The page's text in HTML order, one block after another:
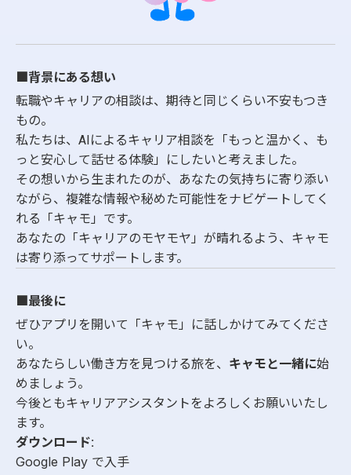
■背景にある想い
転職やキャリアの相談は、期待と同じくらい不安もつき
もの。
私たちは、AIによるキャリア相談を「もっと温かく、も
っと安心して話せる体験」にしたいと考えました。
その想いから生まれたのが、あなたの気持ちに寄り添い
ながら、複雑な情報や秘めた可能性をナビゲートしてく
れる「キャモ」です。
あなたの「キャリアのモヤモヤ」が晴れるよう、キャモ
は寄り添ってサポートします。
■最後に
ぜひアプリを開いて「キャモ」に話しかけてみてくださ
い。
あなたらしい働き方を見つける旅を、 キャモと一緒に始
めましょう。
今後ともキャリアアシスタントをよろしくお願いいたし
ます。
ダウンロード:
Google Play で入手